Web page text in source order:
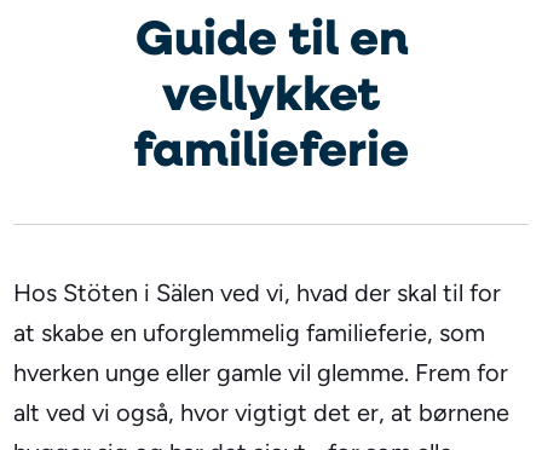
Guide til en
vellykket
familieferie
Hos Stöten i Sälen ved vi, hvad der skal til for
at skabe en uforglemmelig familieferie, som
hverken unge eller gamle vil glemme. Frem for
alt ved vi også, hvor vigtigt det er, at børnene